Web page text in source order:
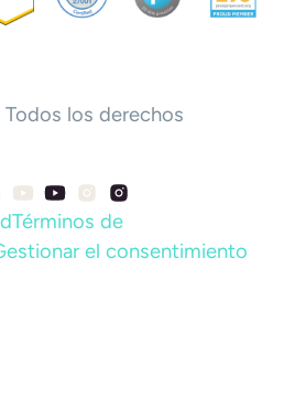
los derechos
Términos de
el consentimiento